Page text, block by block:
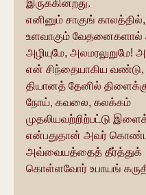
இருக்கின்றது.
எனினும் சாகுங் காலத்தில்,
உளவாகும் வேதனைகளால்
அழியுமே, அலமரலுறுமே!
என் சிந்தையாகிய வண்டு,
தியானத் தேனில்
நோய், கவலை, கலக்கம்
முதலியவற்றிற்பட்டு
என்பதுதான் அவர்
அவ்வையத்தைத் தீர்த்துக்
கொள்ளவோர் உபாயங்